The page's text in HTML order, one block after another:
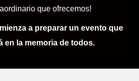
que ofrecemos!
a preparar un evento que
en la memoria de todos.